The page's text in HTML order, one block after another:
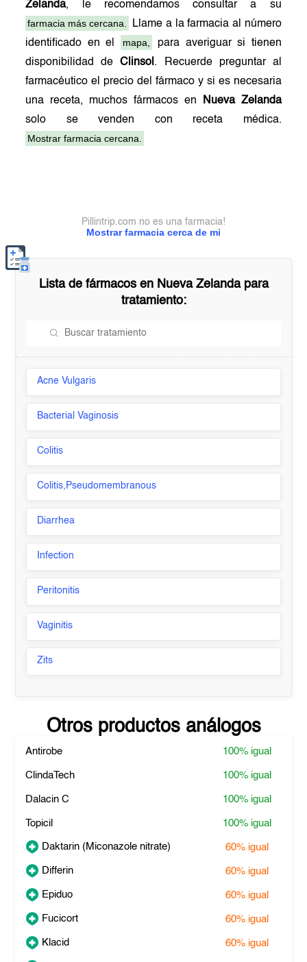
Zelanda, le recomendamos consultar a su
farmacia más cercana.
Llame a la farmacia al número
identificado en el
mapa,
para averiguar si tienen
disponibilidad deClinsol . Recuerde preguntar al
farmacéutico el precio del fármaco y si es necesaria
una receta, muchos fármacos en
Nueva Zelanda
solo se venden con receta médica.
Mostrar farmacia cercana.
Mostrar farmacia cerca de mi
Pillintrip.com no es una farmacia!
Lista de fármacos en Nueva Zelandapara
tratamiento:
Acne Vulgaris
Bacterial Vaginosis
Colitis
Colitis,Pseudomembranous
Diarrhea
Infection
Peritonitis
Vaginitis
Zits
Otros productos análogos
Antirobe 100% igual
ClindaTech 100% igual
Dalacin C 100% igual
Topicil 100% igual
Daktarin (Miconazole nitrate) 60% igual
Differin 60% igual
Epiduo 60% igual
Fucicort 60% igual
Klacid 60% igual